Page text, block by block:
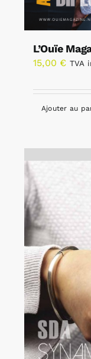
L’Ouïe
15,00 € TVA
Ajouter au